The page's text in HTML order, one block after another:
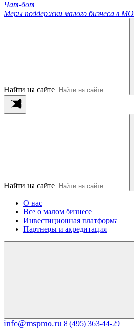
Чат-бот
Меры поддержки малого бизнеса в МО
Найти на сайте
Найти на сайте
О нас
Все о малом бизнесе
Инвестиционная платформа
Партнеры и акредитация
info@mspmo.ru 8 (495) 363-44-29